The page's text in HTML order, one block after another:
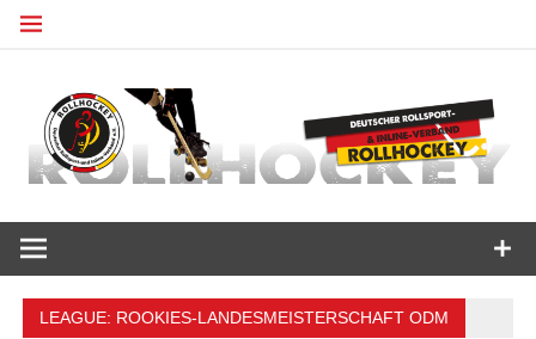
Zum
LEAGUE: ROOKIES-LANDESMEISTERSCHAFT ODM